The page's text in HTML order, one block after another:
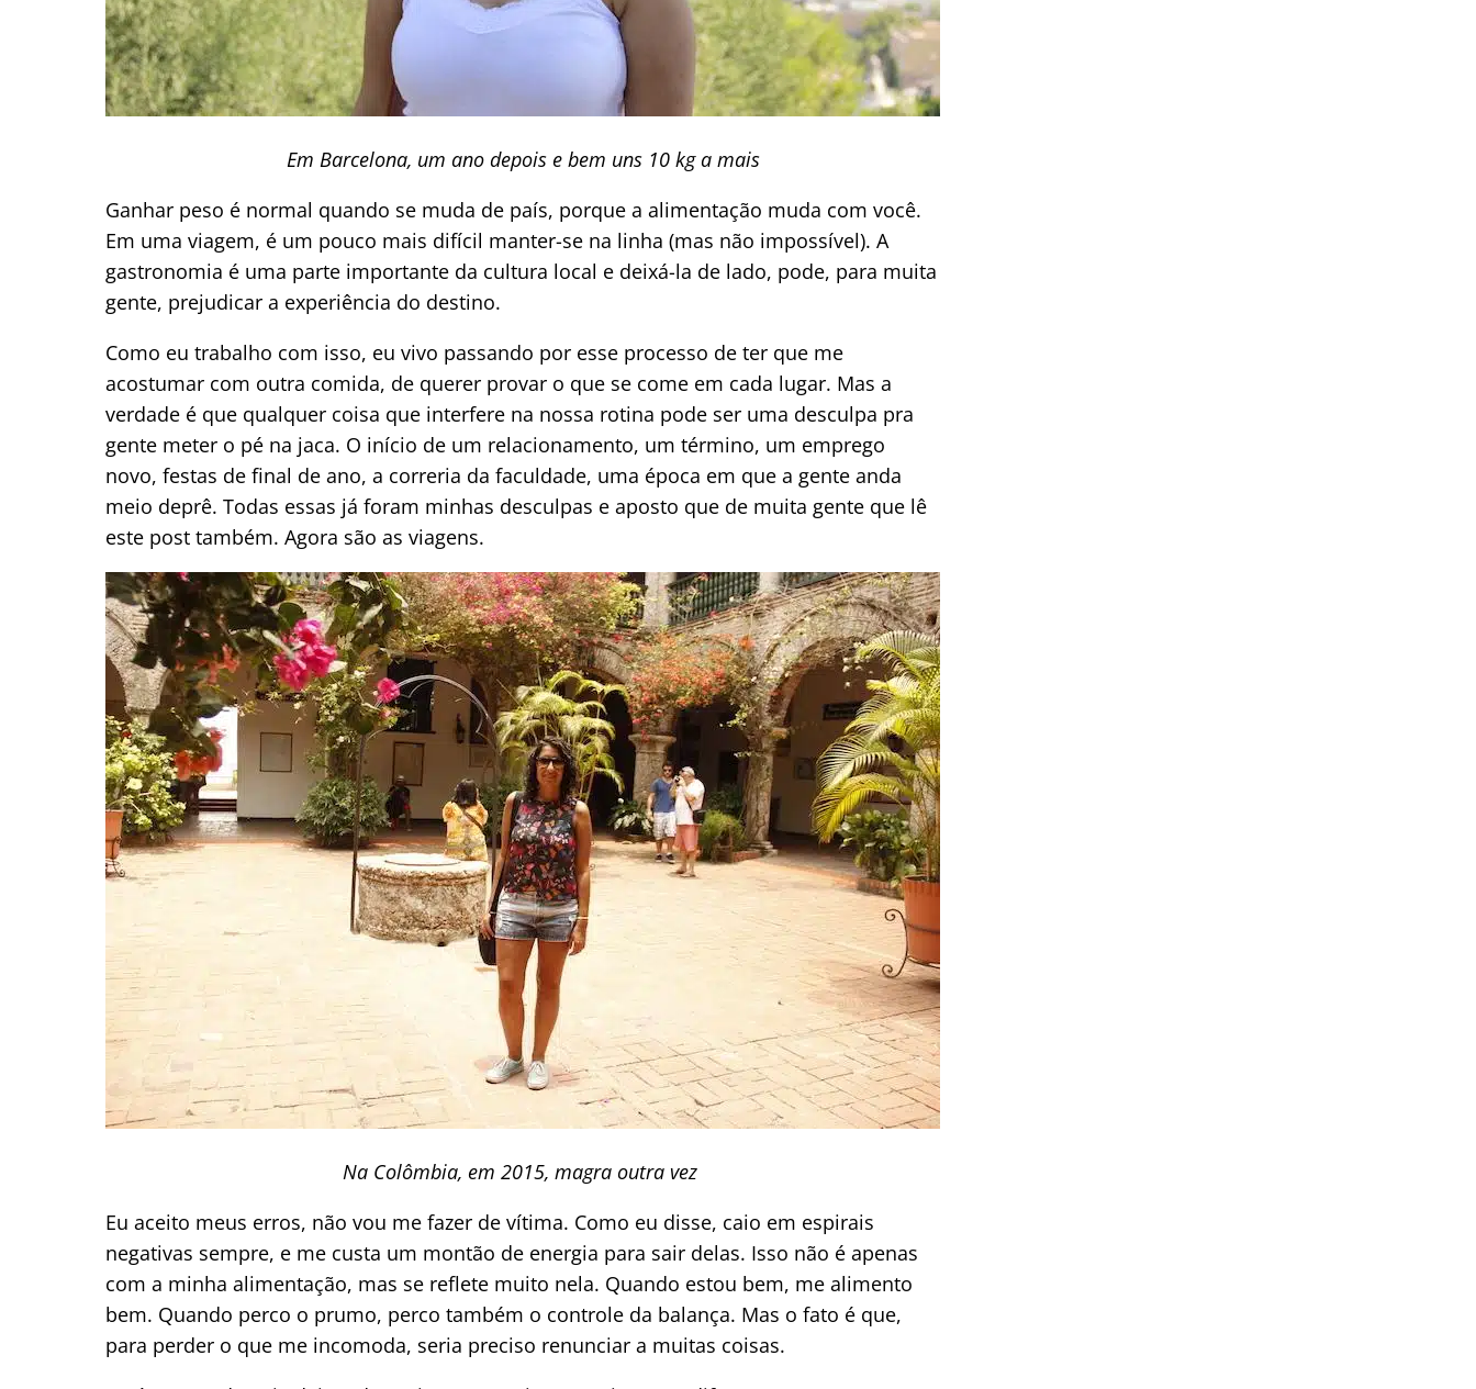
Em Barcelona, um ano depois e bem uns 10 kg a mais
Ganhar peso é normal quando se muda de país, porque a alimentação muda com você.
Em uma viagem, é um pouco mais difícil manter-se na linha (mas não impossível). A
gastronomia é uma parte importante da cultura local e deixá-la de lado, pode, para muita
gente, prejudicar a experiência do destino.
Como eu trabalho com isso, eu vivo passando por esse processo de ter que me
acostumar com outra comida, de querer provar o que se come em cada lugar. Mas a
verdade é que qualquer coisa que interfere na nossa rotina pode ser uma desculpa pra
gente meter o pé na jaca. O início de um relacionamento, um término, um emprego
novo, festas de final de ano, a correria da faculdade, uma época em que a gente anda
meio deprê. Todas essas já foram minhas desculpas e aposto que de muita gente que lê
este post também. Agora são as viagens.
Na Colômbia, em 2015, magra outra vez
Eu aceito meus erros, não vou me fazer de vítima. Como eu disse, caio em espirais
negativas sempre, e me custa um montão de energia para sair delas. Isso não é apenas
com a minha alimentação, mas se reflete muito nela. Quando estou bem, me alimento
bem. Quando perco o prumo, perco também o controle da balança. Mas o fato é que,
para perder o que me incomoda, seria preciso renunciar a muitas coisas.